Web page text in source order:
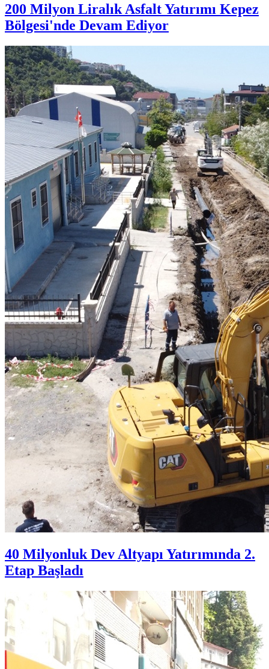
200 Milyon Liralık Asfalt Yatırımı Kepez
Bölgesi'nde Devam Ediyor
40 Milyonluk Dev Altyapı Yatırımında 2.
Etap Başladı